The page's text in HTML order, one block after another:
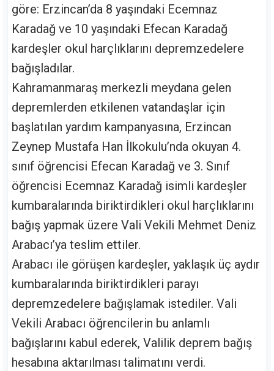
göre: Erzincan’da 8 yaşındaki Ecemnaz
Karadağ ve 10 yaşındaki Efecan Karadağ
kardeşler okul harçlıklarını depremzedelere
bağışladılar.
Kahramanmaraş merkezli meydana gelen
depremlerden etkilenen vatandaşlar için
başlatılan yardım kampanyasına, Erzincan
Zeynep Mustafa Han İlkokulu’nda okuyan 4.
sınıf öğrencisi Efecan Karadağ ve 3. Sınıf
öğrencisi Ecemnaz Karadağ isimli kardeşler
kumbaralarında biriktirdikleri okul harçlıklarını
bağış yapmak üzere Vali Vekili Mehmet Deniz
Arabacı’ya teslim ettiler.
Arabacı ile görüşen kardeşler, yaklaşık üç aydır
kumbaralarında biriktirdikleri parayı
depremzedelere bağışlamak istediler. Vali
Vekili Arabacı öğrencilerin bu anlamlı
bağışlarını kabul ederek, Valilik deprem bağış
hesabına aktarılması talimatını verdi.